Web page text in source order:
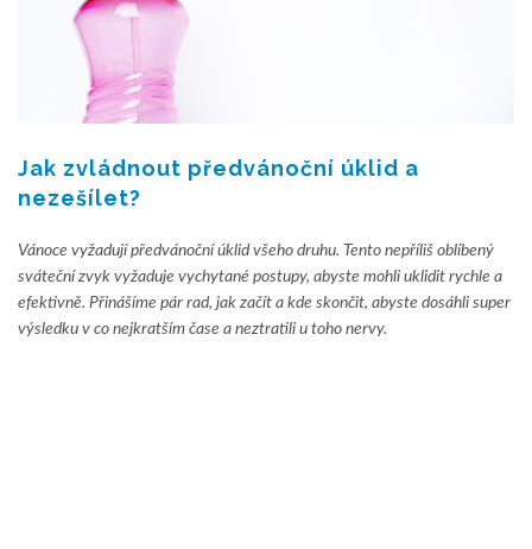
Jak zvládnout předvánoční úklid a
nezešílet?
Vánoce vyžadují předvánoční úklid všeho druhu. Tento nepříliš oblíbený
sváteční zvyk vyžaduje vychytané postupy, abyste mohli uklidit rychle a
efektivně. Přinášíme pár rad, jak začít a kde skončit, abyste dosáhli super
výsledku v co nejkratším čase a neztratili u toho nervy.